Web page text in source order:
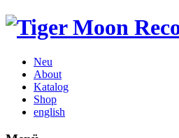
Neu
About
Katalog
Shop
english